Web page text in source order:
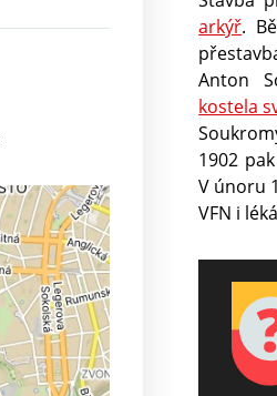
arkýř.
Anton
kostela
1902
V únoru
VFN i